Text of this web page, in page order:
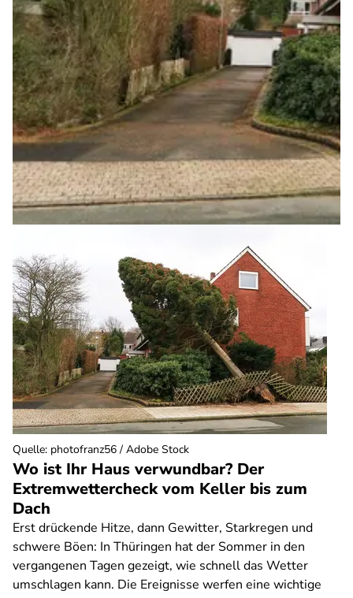
Wo ist Ihr Haus verwundbar? Der
Extremwettercheck vom Keller bis zum
Dach
Erst drückende Hitze, dann Gewitter, Starkregen und
schwere Böen: In Thüringen hat der Sommer in den
vergangenen Tagen gezeigt, wie schnell das Wetter
umschlagen kann. Die Ereignisse werfen eine wichtige
Quelle: photofranz56 / Adobe Stock